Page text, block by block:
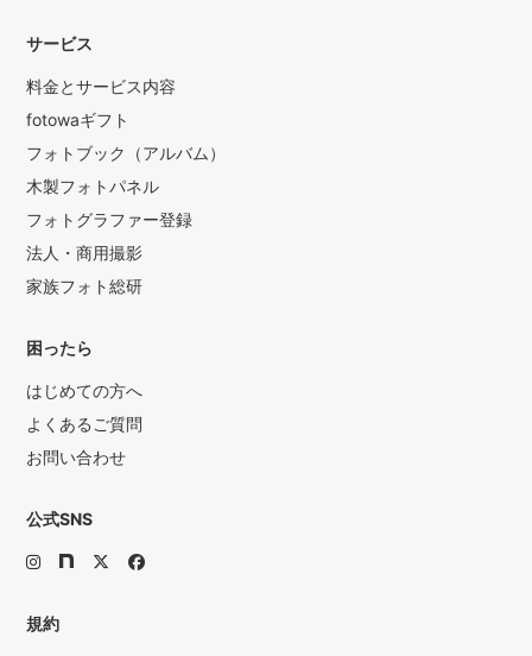
サービス
料金とサービス内容
fotowaギフト
フォトブック（アルバム）
木製フォトパネル
フォトグラファー登録
法人・商用撮影
家族フォト総研
困ったら
はじめての方へ
よくあるご質問
お問い合わせ
公式SNS
規約